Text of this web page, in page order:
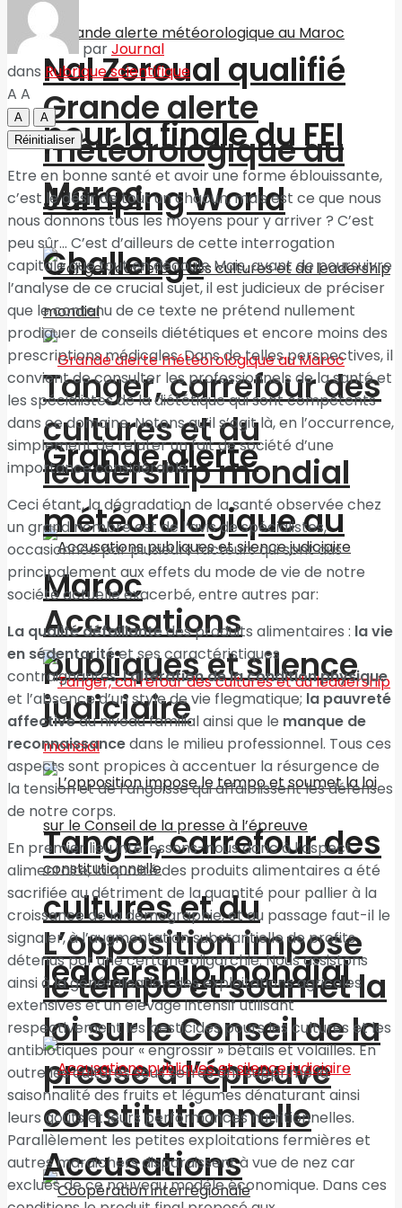
Grande alerte
météorologique au
Maroc
Tanger, carrefour des
cultures et du
leadership mondial
Accusations
publiques et silence
judiciaire
L’opposition impose
le tempo et soumet la
loi sur le Conseil de la
presse à l’épreuve
constitutionnelle
Nal Zeroual qualifié
pour la finale du FEI
Jumping World
Challenge
Grande alerte
météorologique au
Maroc
Tanger, carrefour des
cultures et du
leadership mondial
Accusations
parJournal
dans Rubrique scientifique
A A
A
A
Réinitialiser
Etre en bonne santé et avoir une forme éblouissante,
c’est le désir de tout un chacun, mais est ce que nous
nous donnons tous les moyens pour y arriver ? C’est
peu sûr… C’est d’ailleurs de cette interrogation
capitale que tout en découle Mais, avant de poursuivre
l’analyse de ce crucial sujet, il est judicieux de préciser
que le contenu de ce texte ne prétend nullement
prodiguer de conseils diététiques et encore moins des
prescriptions médicales. Dans de telles perspectives, il
convient de consulter les professionnels de la santé et
les spécialistes de la diététique qui sont compétents
dans ce domaine. Notons qu’il s’agit là, en l’occurrence,
simplement de relater un fait de société d’une
importance considérable.
Ceci étant, la dégradation de la santé observée chez
un grand nombre est de l’avis de spécialistes,
occasionnée par plusieurs facteurs qui sont dus
principalement aux effets du mode de vie de notre
société actuelle exacerbé, entre autres par:
La qualité défaillantedes produits alimentaires : la vie
en sédentaritéet ses caractéristiques
contraignantes;l’altération de la condition physique
et l’absence d’un style de vie flegmatique; la pauvreté
affectiveau niveau familial ainsi que le manque de
reconnaissancedans le milieu professionnel. Tous ces
aspects sont propices à accentuer la résurgence de
la tension et de l’angoisse qui affaiblissent les défenses
de notre corps.
En premier lieu intéressons-nous donc à l’aspect
alimentaire, la qualité des produits alimentaires a été
sacrifiée au détriment de la quantité pour pallier à la
croissance de la démographie, et au passage faut-il le
signaler, à l’augmentation substantielle de profits
détenus par une certaine oligarchie. Nous assistons
ainsi à la généralisation des exploitations agricoles
extensives et un élevage intensif utilisant
respectivement les pesticides pours les cultures et les
antibiotiques pour « engrossir » bétails et volailles. En
outre les cultures sous serres ont supprimé la
saisonnalité des fruits et légumes dénaturant ainsi
leurs goûts et leurs performances nutritionnelles.
Parallèlement les petites exploitations fermières et
autres maraichers disparaissent à vue de nez car
exclues de ce nouveau modèle économique. Dans ces